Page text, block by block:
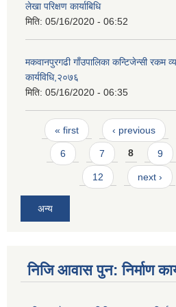
लेखा परिक्षण कार्याबिधि
मिति: 05/16/2020 - 06:52
मकवानपुरगढी गाँउपालिका कन्टिजेन्सी रकम
कार्यविधि,२०७६
मिति: 05/16/2020 - 06:35
Pages
« first ‹ previous
6 7 8 9
12 next ›
अन्य
निजि आवास पुन: निर्माण